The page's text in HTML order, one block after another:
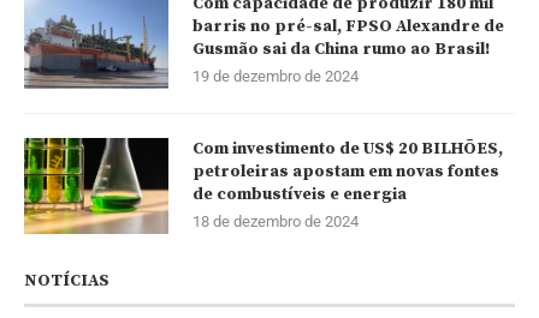
barris no pré-sal, FPSO Alexandre de
Gusmão sai da China rumo ao Brasil!
19 de dezembro de 2024
Com investimento de US$ 20 BILHÕES,
petroleiras apostam em novas fontes
de combustíveis e energia
18 de dezembro de 2024
NOTÍCIAS